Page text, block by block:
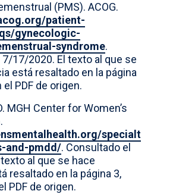
(PMS). ACOG.
patient-
gynecologic-
syndrome.
17/2020. El texto al que se
está resaltado en la página
el PDF de origen.
MGH Center for Women’s
specialt
and-pmdd/. Consultado el
al que se hace
resaltado en la página 3,
PDF de origen.